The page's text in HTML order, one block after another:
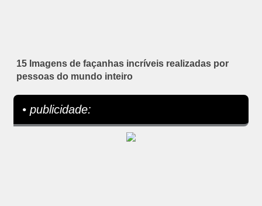
15 Imagens de façanhas incríveis realizadas por
pessoas do mundo inteiro
• publicidade: